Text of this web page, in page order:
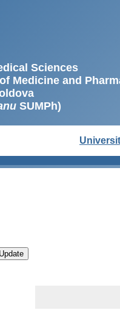
Sciences
Medicine and
SUMPh)